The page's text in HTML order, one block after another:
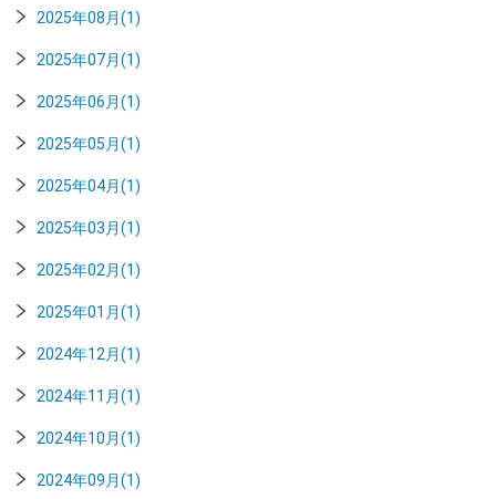
2025年08月(1)
2025年07月(1)
2025年06月(1)
2025年05月(1)
2025年04月(1)
2025年03月(1)
2025年02月(1)
2025年01月(1)
2024年12月(1)
2024年11月(1)
2024年10月(1)
2024年09月(1)